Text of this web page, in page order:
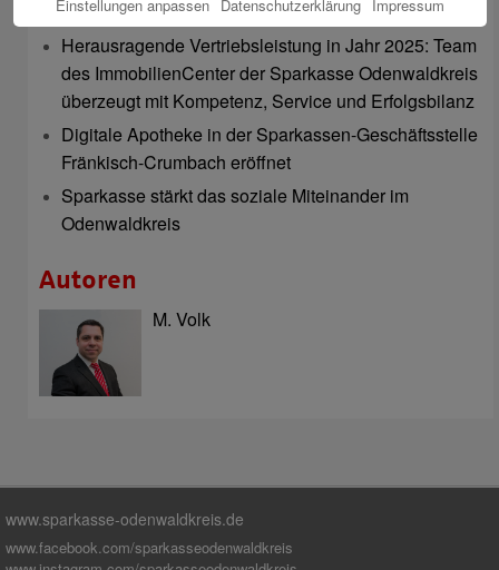
Öffnungszeiten der Sparkasse zum Wiesenmarkt
Herausragende Vertriebsleistung in Jahr 2025: Team
des ImmobilienCenter der Sparkasse Odenwaldkreis
überzeugt mit Kompetenz, Service und Erfolgsbilanz
Digitale Apotheke in der Sparkassen-Geschäftsstelle
Fränkisch-Crumbach eröffnet
Sparkasse stärkt das soziale Miteinander im
Odenwaldkreis
Autoren
M. Volk
www.sparkasse-odenwaldkreis.de
www.facebook.com/sparkasseodenwaldkreis
Einstellungen anpassen Datenschutzerklärung Impressum